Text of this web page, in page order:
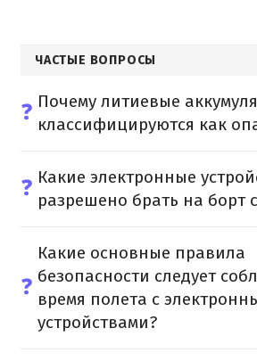
ЧАСТЫЕ ВОПРОСЫ
❓ Почему литиевые
классифицируются как
❓ Какие электронные
разрешено брать на борт
❓
Какие основные правила
безопасности следует
время полета с
устройствами?